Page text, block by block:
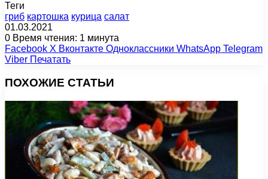
Теги
гриб картошка курица салат
01.03.2021
0 Время чтения: 1 минута
Facebook X Вконтакте Одноклассники WhatsApp Telegram
Viber Печатать
ПОХОЖИЕ СТАТЬИ